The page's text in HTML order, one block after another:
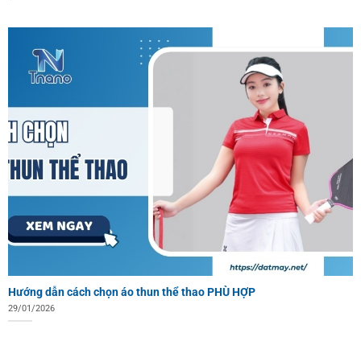
Hướng dẫn cách chọn áo thun thể thao PHÙ HỢP
29/01/2026